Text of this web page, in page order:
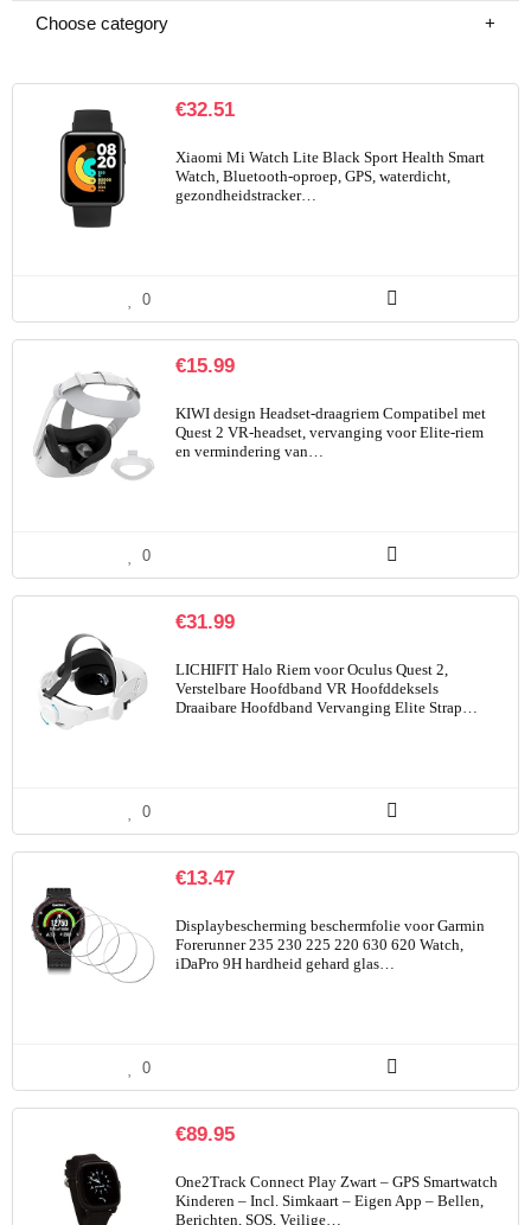
Choose category
€32.51
Xiaomi Mi Watch Lite Black Sport Health Smart
Watch, Bluetooth-oproep, GPS, waterdicht,
gezondheidstracker…
0
€15.99
KIWI design Headset-draagriem Compatibel met
Quest 2 VR-headset, vervanging voor Elite-riem
en vermindering van…
0
€31.99
LICHIFIT Halo Riem voor Oculus Quest 2,
Verstelbare Hoofdband VR Hoofddeksels
Draaibare Hoofdband Vervanging Elite Strap…
0
€13.47
Displaybescherming beschermfolie voor Garmin
Forerunner 235 230 225 220 630 620 Watch,
iDaPro 9H hardheid gehard glas…
0
€89.95
One2Track Connect Play Zwart – GPS Smartwatch
Kinderen – Incl. Simkaart – Eigen App – Bellen,
Berichten, SOS, Veilige…